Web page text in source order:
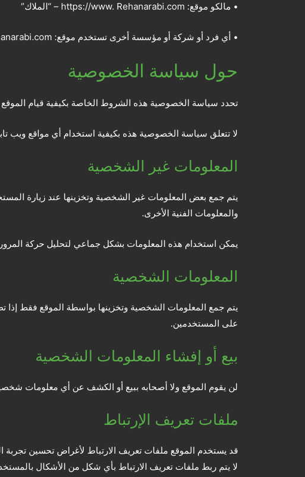
• مالكو موقع: https://www. Rehanarabi.com – “الملاك”
• أي فرد أو شركة أو مؤسسة أخرى تستخدم موقع: https: // www. Rehanarabi.com – “المستخدم”
حول سياسة الخصوصية
تحدد سياسة الخصوصية هذه الشروط الخاصة بكيفية قيام
لا تتعلق سياسة الخصوصية هذه بكيفية استخدام أي مواقع ويب
المعلومات غير الشخصية
يتم جمع بعض المعلومات غير الشخصية وتخزينها عند زيارة
والمعلومات الفنية الأخرى.
يمكن استخدام هذه المعلومات بشكل جماعي لتحليل حركة
المعلومات الشخصية
يتم جمع المعلومات الشخصية وتخزينها بواسطة الموقع فقط إذا
على المستخدمين.
بيع أو إفشاء المعلومات الشخصية
لن يقوم الموقع ولا أصحابه ببيع أو الكشف عن أي
ملفات تعريف الإرتباط
قد يستخدم الموقع ملفات تعريف الارتباط لأغراض تحسين تجربة
لا يتم ربط ملفات تعريف الارتباط بأي شكل من الأشكال